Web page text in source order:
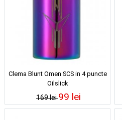
Clema Blunt Omen SCS in 4 puncte
Oilslick
169 lei99 lei